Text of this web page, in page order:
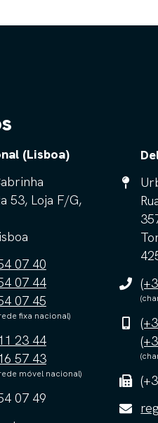
(Lisboa)
53, Loja F/G,
07 40
07 44
07 45
fixa nacional)
23 44
57 43
móvel nacional)
07 49